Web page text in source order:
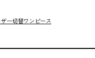
ー切替ワンピース